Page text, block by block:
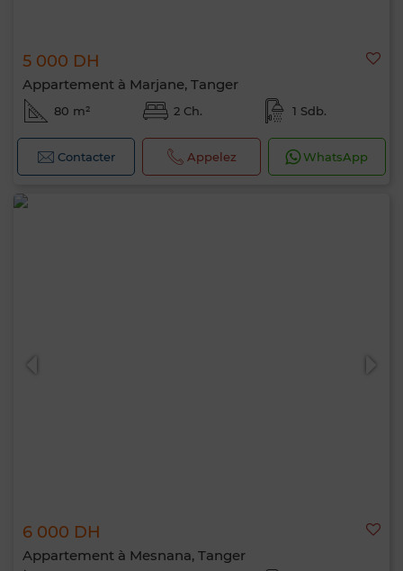
5 000 DH
Appartement à Marjane, Tanger
80 m² 2 Ch. 1 Sdb.
Contacter Appelez WhatsApp
6 000 DH
Appartement à Mesnana, Tanger